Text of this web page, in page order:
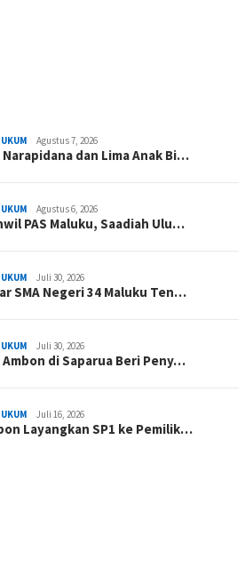
Agustus 7, 2026
dan Lima Anak Bi…
Agustus 6, 2026
PAS Maluku, Saadiah Ulu…
Juli 30, 2026
SMA Negeri 34 Maluku Ten…
Juli 30, 2026
Ambon di Saparua Beri Peny…
Juli 16, 2026
Layangkan SP1 ke Pemilik…